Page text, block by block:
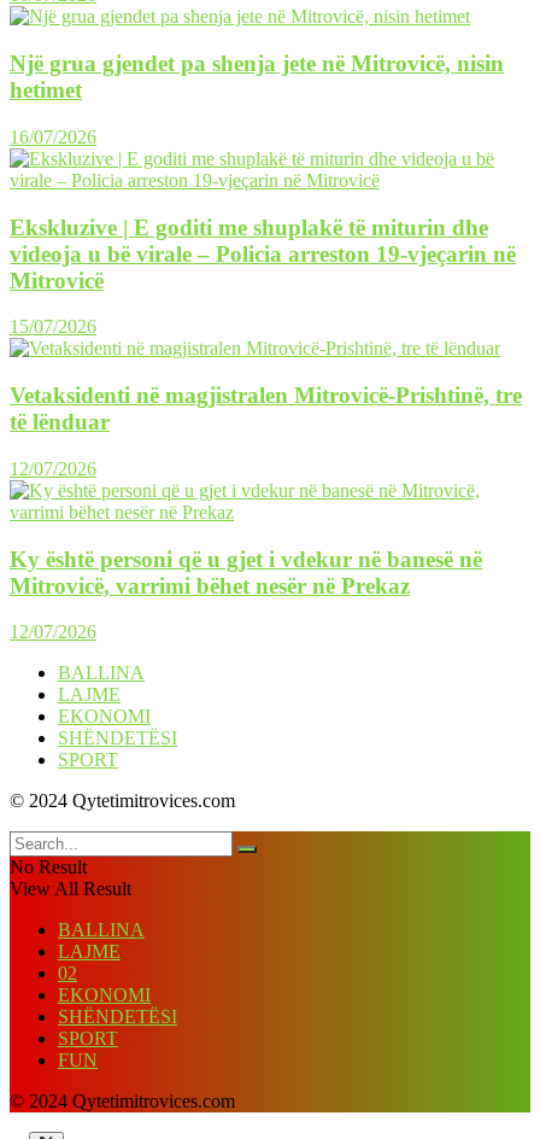
Një grua gjendet pa shenja jete në Mitrovicë, nisin
hetimet
16/07/2026
Ekskluzive | E goditi me shuplakë të miturin dhe
videoja u bë virale – Policia arreston 19-vjeçarin në
Mitrovicë
15/07/2026
Vetaksidenti në magjistralen Mitrovicë-Prishtinë, tre
të lënduar
12/07/2026
Ky është personi që u gjet i vdekur në banesë në
Mitrovicë, varrimi bëhet nesër në Prekaz
12/07/2026
BALLINA
LAJME
EKONOMI
SHËNDETËSI
SPORT
© 2024 Qytetimitrovices.com
No Result
View All Result
BALLINA
LAJME
02
EKONOMI
SHËNDETËSI
SPORT
FUN
© 2024 Qytetimitrovices.com